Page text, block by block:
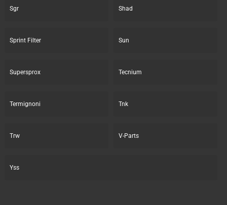
Sgr Shad
Sprint Filter Sun
Supersprox Tecnium
Termignoni Tnk
Trw V-Parts
Yss